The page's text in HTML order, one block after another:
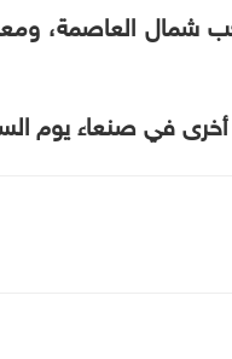
شمال العاصمة،
في صنعاء يوم